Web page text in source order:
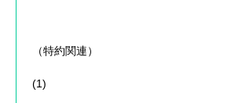
（特約関連）
(1)